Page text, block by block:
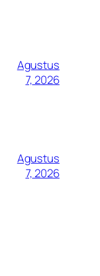
Agustus
7, 2026
Agustus
7, 2026